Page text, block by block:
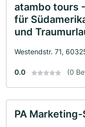
atambo tours
für
und
Westendstr. 71,
0.0 (0
PA